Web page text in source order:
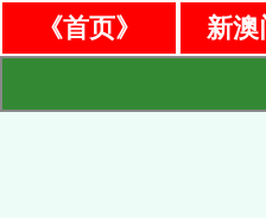
《首页》 新澳